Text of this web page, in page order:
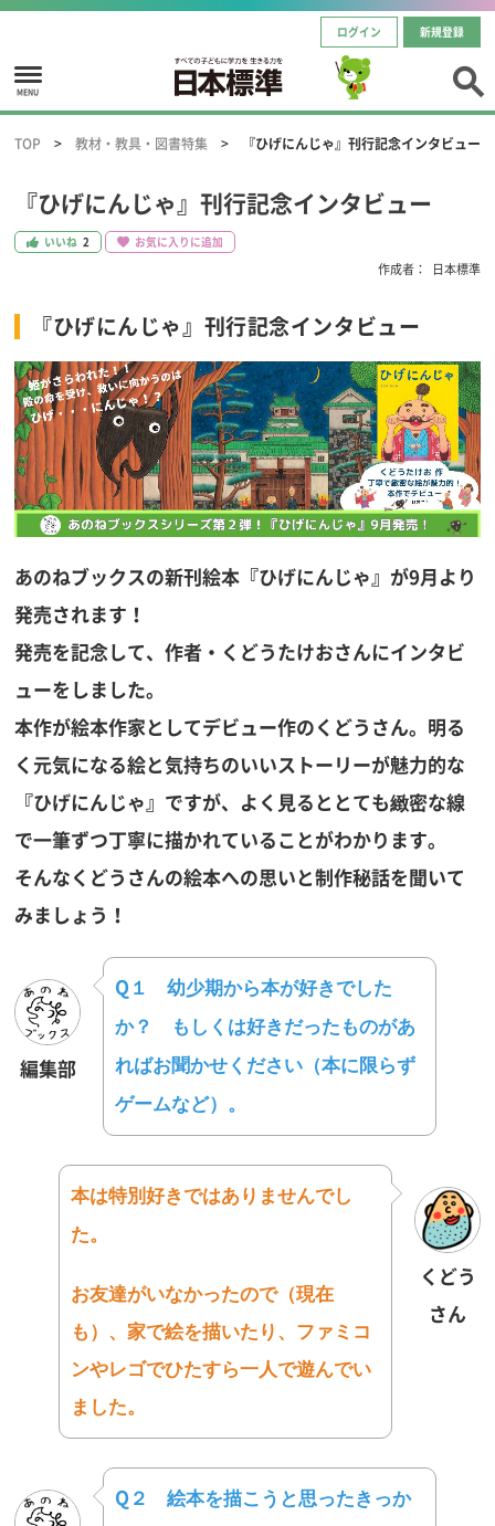
ログイン 新規登録
MENU
TOP 教材・教具・図書特集 『ひげにんじゃ』刊行記念インタビュー
『ひげにんじゃ』刊行記念インタビュー
いいね 2 お気に入りに追加
作成者： 日本標準
『ひげにんじゃ』刊行記念インタビュー
あのねブックスの新刊絵本『ひげにんじゃ』が9月より
発売されます！
発売を記念して、作者・くどうたけおさんにインタビ
ューをしました。
本作が絵本作家としてデビュー作のくどうさん。明る
く元気になる絵と気持ちのいいストーリーが魅力的な
『ひげにんじゃ』ですが、よく見るととても緻密な線
で一筆ずつ丁寧に描かれていることがわかります。
そんなくどうさんの絵本への思いと制作秘話を聞いて
みましょう！
編集部
Q１ 幼少期から本が好きでした
か？ もしくは好きだったものがあ
ればお聞かせください（本に限らず
ゲームなど）。
くどう
さん
本は特別好きではありませんでし
た。
お友達がいなかったので（現在
も）、家で絵を描いたり、 ファミコ
ンやレゴでひたすら一人で遊んでい
ました。
Q２ 絵本を描こうと思ったきっか